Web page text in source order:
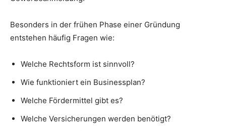
Besonders in der frühen Phase einer Gründung
entstehen häufig Fragen wie:
Welche Rechtsform ist sinnvoll?
Wie funktioniert ein Businessplan?
Welche Fördermittel gibt es?
Welche Versicherungen werden benötigt?